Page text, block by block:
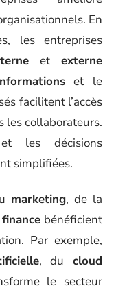
En
les entreprises
etexterne
et le
facilitent l’accès
les collaborateurs.
les décisions
simplifiées.
marketing, de la
financebénéficient
Par exemple,
, ducloud
le secteur